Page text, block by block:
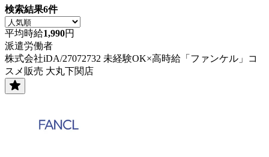
検索結果6件
平均時給1,990円
派遣労働者
株式会社iDA/27072732 未経験OK×高時給「ファンケル」コ
スメ販売 大丸下関店